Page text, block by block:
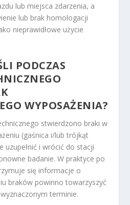
lub miejsca zdarzenia, a
lub brak homologacji
nieprawidłowe użycie
PODCZAS
WYPOSAŻENIA?
stwierdzono braki w
(gaśnica i/lub trójkąt
uzupełnić i wrócić do stacji
badanie. W praktyce po
się informacje o
braków powinno towarzyszyć
terminie.